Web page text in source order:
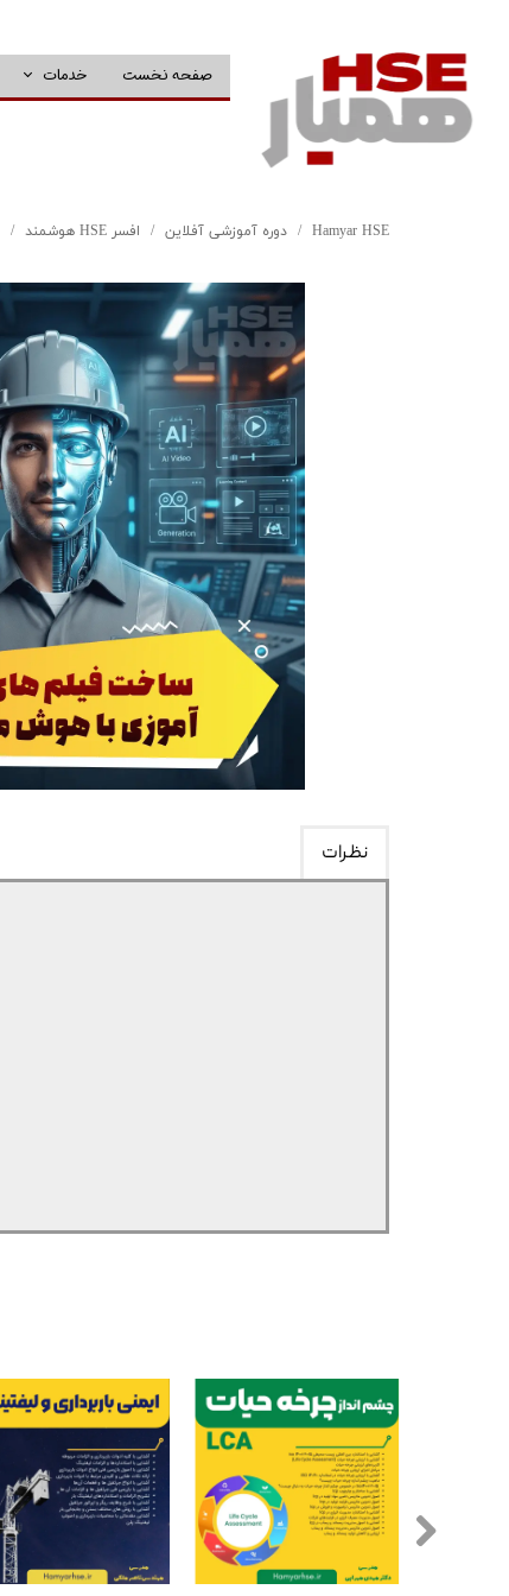
صفحه نخست خدمات
Hamyar HSE دوره آموزشی آفلاین افسر HSE هوشمند
نظرات